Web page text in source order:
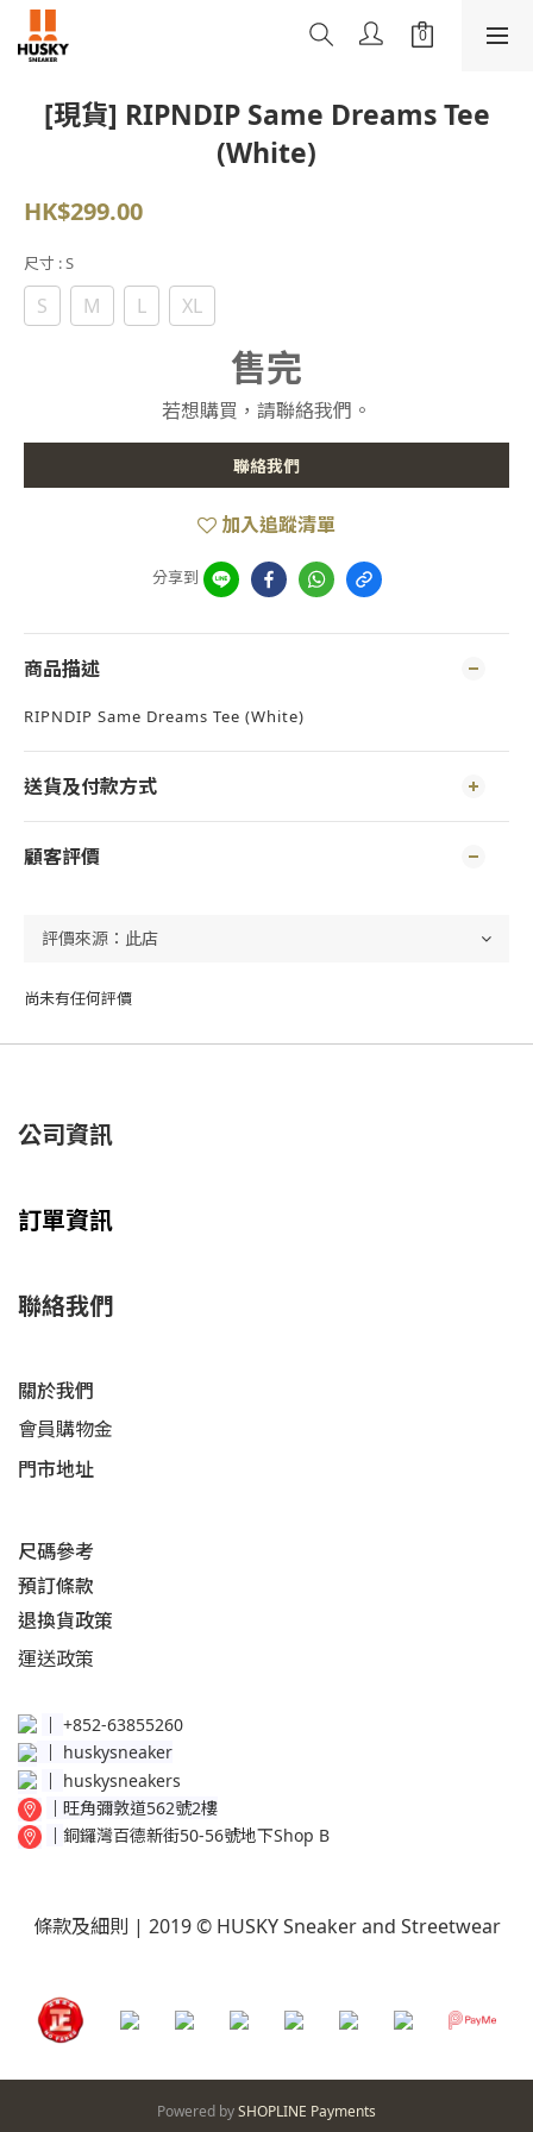
[現貨] RIPNDIP Same Dreams Tee
(White)
HK$299.00
尺寸 : S
S M L XL
售完
若想購買，請聯絡我們。
聯絡我們
加入追蹤清單
分享到
商品描述
RIPNDIP Same Dreams Tee (White)
送貨及付款方式
顧客評價
尚未有任何評價
公司資訊
訂單資訊
聯絡我們
關於我們
會員購物金
門市地址
尺碼參考
預訂條款
退換貨政策​
運送政策​
│ +852-63855260
huskysneaker
│ huskysneakers
│ 旺角彌敦道562號2樓
│ 銅鑼灣百德新街50-56號地下Shop B
條款及細則 | 2019 © HUSKY Sneaker and Streetwear
Powered bySHOPLINE Payments